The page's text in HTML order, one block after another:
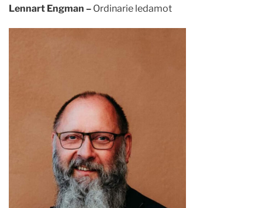
Lennart Engman – Ordinarie ledamot